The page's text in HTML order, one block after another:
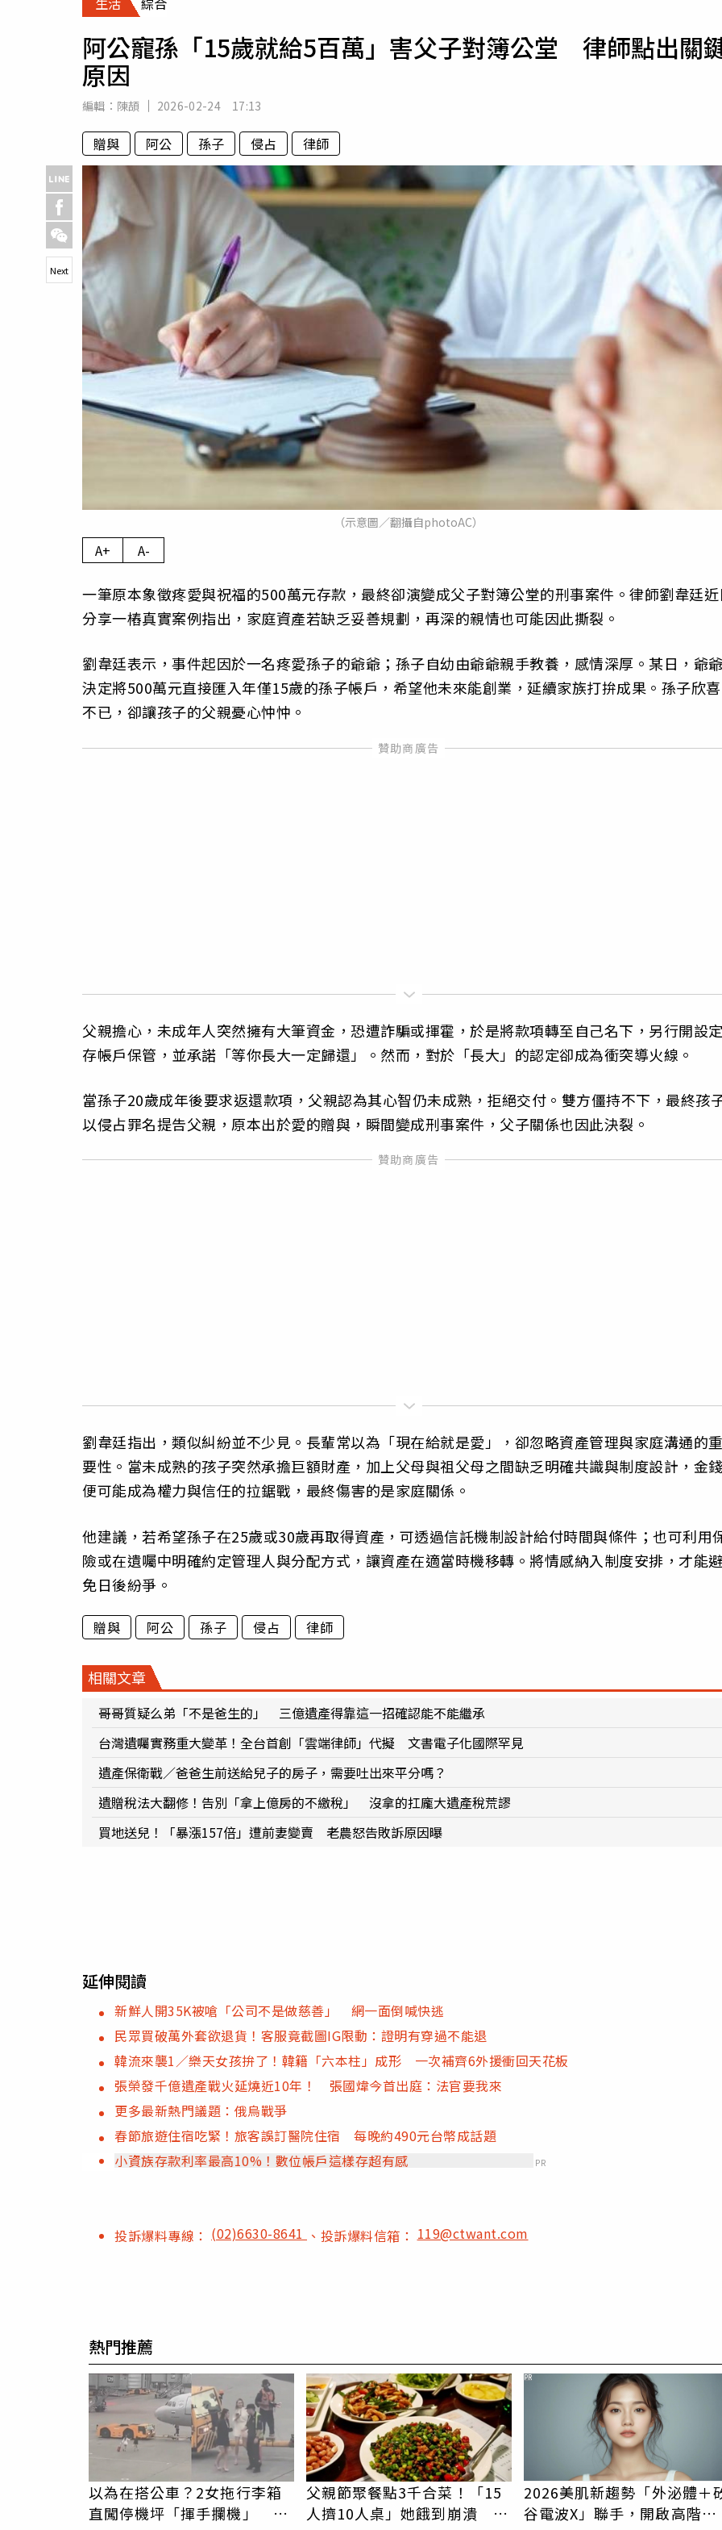
專欄
運勢
阿公寵孫「15歲就給5百萬」害父子對簿公堂 律師點出關
原因
編輯： 陳頡 2026-02-24 17:13
贈與 阿公 孫子 侵占 律師
（示意圖／翻攝自photoAC）
Next
A+ A-
一筆原本象徵疼愛與祝福的500萬元存款，最終卻演變成父子對簿公堂的刑事案件。律師劉韋廷
分享一樁真實案例指出，家庭資產若缺乏妥善規劃，再深的親情也可能因此撕裂。
劉韋廷表示，事件起因於一名疼愛孫子的爺爺；孫子自幼由爺爺親手教養，感情深厚。某日，爺
決定將500萬元直接匯入年僅15歲的孫子帳戶，希望他未來能創業，延續家族打拚成果。孫子欣喜
不已，卻讓孩子的父親憂心忡忡。
父親擔心，未成年人突然擁有大筆資金，恐遭詐騙或揮霍，於是將款項轉至自己名下，另行開設
存帳戶保管，並承諾「等你長大一定歸還」。然而，對於「長大」的認定卻成為衝突導火線。
當孫子20歲成年後要求返還款項，父親認為其心智仍未成熟，拒絕交付。雙方僵持不下，最終孩
以侵占罪名提告父親，原本出於愛的贈與，瞬間變成刑事案件，父子關係也因此決裂。
劉韋廷指出，類似糾紛並不少見。長輩常以為「現在給就是愛」，卻忽略資產管理與家庭溝通的
要性。當未成熟的孩子突然承擔巨額財產，加上父母與祖父母之間缺乏明確共識與制度設計，金
便可能成為權力與信任的拉鋸戰，最終傷害的是家庭關係。
他建議，若希望孫子在25歲或30歲再取得資產，可透過信託機制設計給付時間與條件；也可利用
險或在遺囑中明確約定管理人與分配方式，讓資產在適當時機移轉。將情感納入制度安排，才能
免日後紛爭。
贈與 阿公 孫子 侵占 律師
相關文章
哥哥質疑么弟「不是爸生的」 三億遺產得靠這一招確認能不能繼承
台灣遺囑實務重大變革！全台首創「雲端律師」代擬 文書電子化國際罕見
遺產保衛戰／爸爸生前送給兒子的房子，需要吐出來平分嗎？
遺贈稅法大翻修！告別「拿上億房的不繳稅」 沒拿的扛龐大遺產稅荒謬
買地送兒！「暴漲157倍」遭前妻變賣 老農怒告敗訴原因曝
延伸閱讀
新鮮人開35K被嗆「公司不是做慈善」 網一面倒喊快逃
民眾買破萬外套欲退貨！客服竟截圖IG限動：證明有穿過不能退
韓流來襲1／樂天女孩拚了！韓籍「六本柱」成形 一次補齊6外援衝回天花板
張榮發千億遺產戰火延燒近10年！ 張國煒今首出庭：法官要我來
更多最新熱門議題：俄烏戰爭
春節旅遊住宿吃緊！旅客誤訂醫院住宿 每晚約490元台幣成話題
小資族存款利率最高10%！數位帳戶這樣存超有感
PR
投訴爆料專線： (02)6630-8641 、投訴爆料信箱：119@ctwant.com
熱門推薦
以為在搭公車？2女拖行李箱
直闖停機坪「揮手攔機」 荒
父親節聚餐點3千合菜！「15
人擠10人桌」她餓到崩潰 網
2026美肌新趨勢「外泌體＋
谷電波X」聯手，開啟高階養
PR